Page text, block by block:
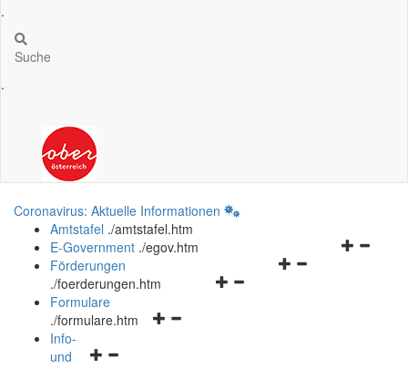
.
Suche
.
Coronavirus: Aktuelle Informationen
Amtstafel ./amtstafel.htm
Navigationsmenü
E-Government ./egov.htm
Navigationsmenü
Förderungen
./foerderungen.htm
Navigationsmenü
Formulare
./formulare.htm
Navigationsmenü
Info-
und